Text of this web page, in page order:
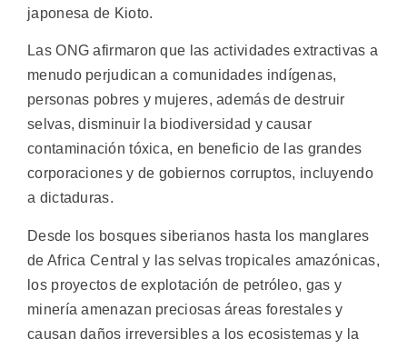
japonesa de Kioto.
Las ONG afirmaron que las actividades extractivas a
menudo perjudican a comunidades indígenas,
personas pobres y mujeres, además de destruir
selvas, disminuir la biodiversidad y causar
contaminación tóxica, en beneficio de las grandes
corporaciones y de gobiernos corruptos, incluyendo
a dictaduras.
Desde los bosques siberianos hasta los manglares
de Africa Central y las selvas tropicales amazónicas,
los proyectos de explotación de petróleo, gas y
minería amenazan preciosas áreas forestales y
causan daños irreversibles a los ecosistemas y la